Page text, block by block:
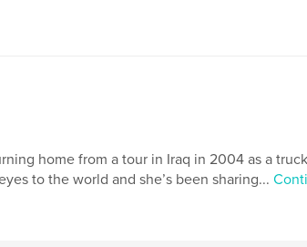
home from a tour in Iraq in 2004 as a
to the world and she’s been sharing...